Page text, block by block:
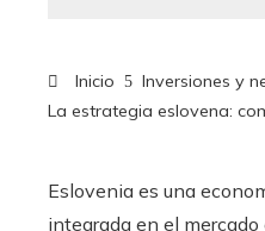
Inicio
Inversiones y
La estrategia eslovena:
Eslovenia es una
integrada en el mercado